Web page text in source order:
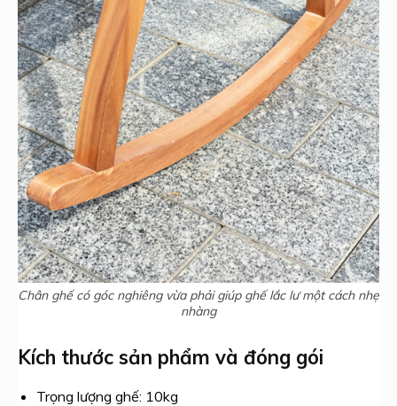
Chân ghế có góc nghiêng vừa phải giúp ghế lắc lư một cách nhẹ
nhàng
Kích thước sản phẩm và đóng gói
Trọng lượng ghế: 10kg